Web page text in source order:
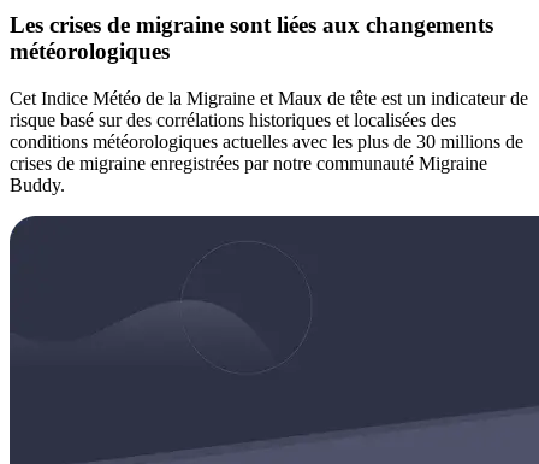
Les crises de migraine sont liées aux changements
météorologiques
Cet Indice Météo de la Migraine et Maux de tête est un indicateur de
risque basé sur des corrélations historiques et localisées des
conditions météorologiques actuelles avec les plus de 30 millions de
crises de migraine enregistrées par notre communauté Migraine
Buddy.